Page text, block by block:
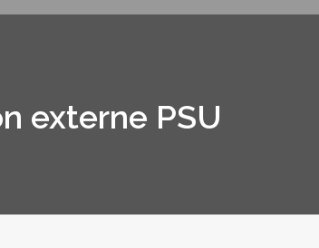
externe PSU